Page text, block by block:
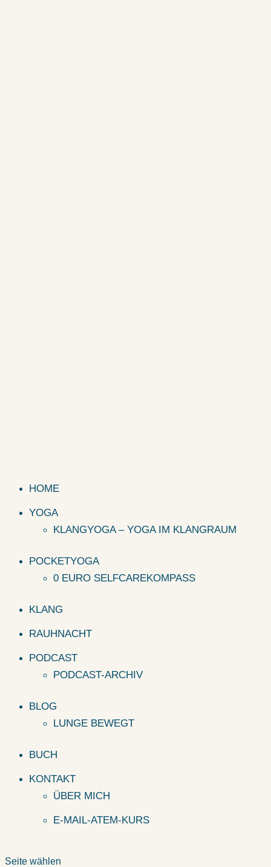
HOME
YOGA
KLANGYOGA – YOGA IM KLANGRAUM
POCKETYOGA
0 EURO SELFCAREKOMPASS
KLANG
RAUHNACHT
PODCAST
PODCAST-ARCHIV
BLOG
LUNGE BEWEGT
BUCH
KONTAKT
ÜBER MICH
E-MAIL-ATEM-KURS
Seite wählen